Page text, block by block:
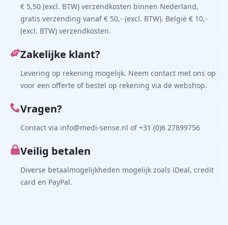
€ 5,50 (excl. BTW) verzendkosten binnen Nederland,
gratis verzending vanaf € 50,- (excl. BTW). België € 10,-
(excl. BTW) verzendkosten.
Zakelijke klant?
Levering op rekening mogelijk. Neem contact met ons op
voor een offerte of bestel op rekening via de webshop.
Vragen?
Contact via info@medi-sense.nl of +31 (0)6 27899756
Veilig betalen
Diverse betaalmogelijkheden mogelijk zoals iDeal, credit
card en PayPal.